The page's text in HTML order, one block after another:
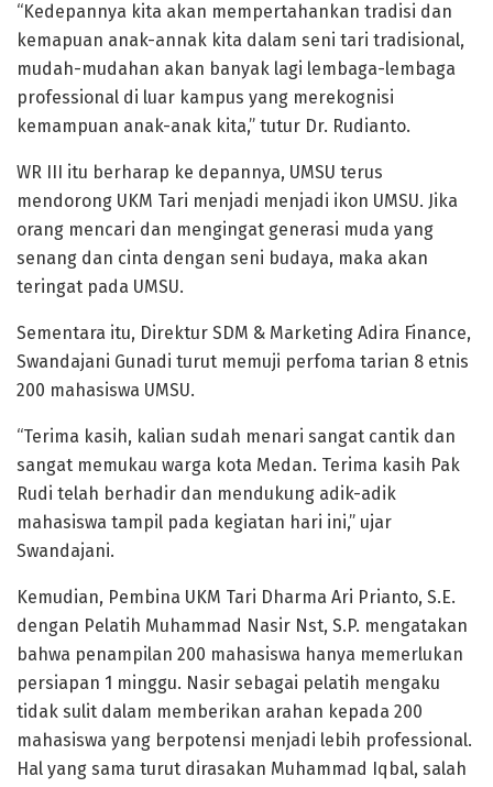
“Kedepannya kita akan mempertahankan tradisi dan
kemapuan anak-annak kita dalam seni tari tradisional,
mudah-mudahan akan banyak lagi lembaga-lembaga
professional di luar kampus yang merekognisi
kemampuan anak-anak kita,” tutur Dr. Rudianto.
WR III itu berharap ke depannya, UMSU terus
mendorong UKM Tari menjadi menjadi ikon UMSU. Jika
orang mencari dan mengingat generasi muda yang
senang dan cinta dengan seni budaya, maka akan
teringat pada UMSU.
Sementara itu, Direktur SDM & Marketing Adira Finance,
Swandajani Gunadi turut memuji perfoma tarian 8 etnis
200 mahasiswa UMSU.
“Terima kasih, kalian sudah menari sangat cantik dan
sangat memukau warga kota Medan. Terima kasih Pak
Rudi telah berhadir dan mendukung adik-adik
mahasiswa tampil pada kegiatan hari ini,” ujar
Swandajani.
Kemudian, Pembina UKM Tari Dharma Ari Prianto, S.E.
dengan Pelatih Muhammad Nasir Nst, S.P. mengatakan
bahwa penampilan 200 mahasiswa hanya memerlukan
persiapan 1 minggu. Nasir sebagai pelatih mengaku
tidak sulit dalam memberikan arahan kepada 200
mahasiswa yang berpotensi menjadi lebih professional.
Hal yang sama turut dirasakan Muhammad Iqbal, salah